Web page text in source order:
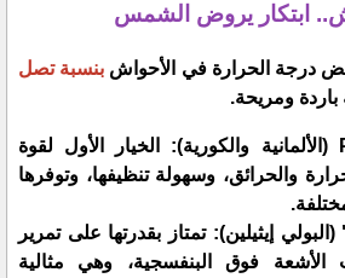
ابتكار يروض الشمس
درجة الحرارة في الأحواش بنسبة تصل
باردة ومريحة.
​مظلات الـ PVC (الألمانية والكورية): الخيار الأول لقوة
والحرائق، وسهولة تنظيفها، وتوفرها
إيثيلين): تمتاز بقدرتها على تمرير
الأشعة فوق البنفسجية، وهي مثالية